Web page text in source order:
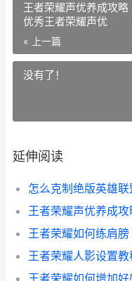
王者荣耀声优养成攻
优秀王者荣耀声优
« 上一篇
没有了！
延伸阅读